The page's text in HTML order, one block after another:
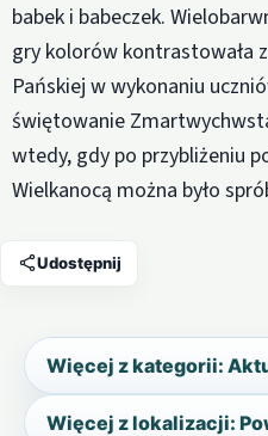
babek i babeczek.
gry kolorów kontrastowała
Pańskiej w wykonaniu
świętowanie
wtedy, gdy po przybliżeniu
Wielkanocą można było
Udostępnij
Więcej z kategorii:
Więcej z lokalizacji: